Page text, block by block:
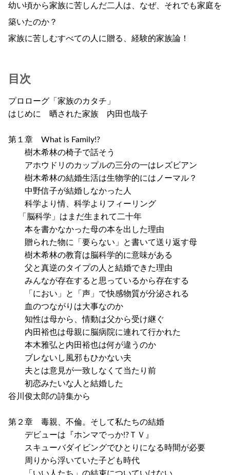
幼い頃から家族に苦しんだ二人は、なぜ、それでも家庭を
築いたのか？
家族に苦しむすべての人に贈る、経験的家族論！
目次
プロローグ「家族のカタチ」
はじめに 晒された家族 内田也哉子
第１章 What is Family!?
樹木希林の椅子で話そう
アホウドリのカップルの三分の一はレズビアン
樹木希林の結婚生活は生物学的にはノーマル？
中野信子が結婚しなかった人
科学より情、科学よりフィーリング
「脳科学」はまだ生まれて二十年
本を書かなかった母の本を出した理由
贈られた物に「要らない」と書いて送り返す母
樹木希林の教育は脳科学的に意味がある
父と真逆のタイプの人と結婚できた理由
みんなが存在すると思っているから存在する
「におい」と「声」で快感物質が分泌される
血のつながりは大事なのか
知性は母から、情動は父から受け継ぐ
内田裕也は母親に脳病院に連れて行かれた
本木雅弘と内田裕也は何が違うのか
ブレないし風邪もひかない夫
夫とは意見が一致しなくて当たり前
初恋みたいな人と結婚した
谷川俊太郎の詩集から
第２章 毒親、不倫。そして私たちの結婚
デビューは『ホンマでっか!?ＴＶ』
スキューバダイビングでひとりになる時間が必要
周りから浮いていた子ども時代